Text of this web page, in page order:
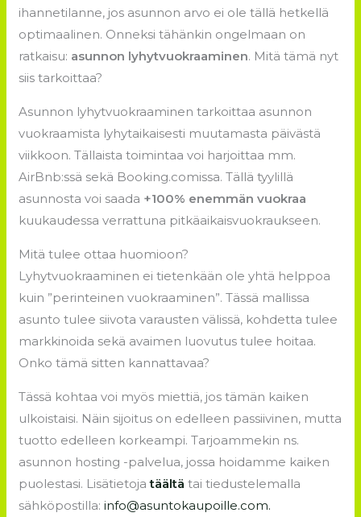
ihannetilanne, jos asunnon arvo ei ole tällä hetkellä
optimaalinen. Onneksi tähänkin ongelmaan on
ratkaisu: asunnon lyhytvuokraaminen. Mitä tämä nyt
siis tarkoittaa?
Asunnon lyhytvuokraaminen tarkoittaa asunnon
vuokraamista lyhytaikaisesti muutamasta päivästä
viikkoon. Tällaista toimintaa voi harjoittaa mm.
AirBnb:ssä sekä Booking.comissa. Tällä tyylillä
asunnosta voi saada +100% enemmän vuokraa
kuukaudessa verrattuna pitkäaikaisvuokraukseen.
Mitä tulee ottaa huomioon?
Lyhytvuokraaminen ei tietenkään ole yhtä helppoa
kuin ”perinteinen vuokraaminen”. Tässä mallissa
asunto tulee siivota varausten välissä, kohdetta tulee
markkinoida sekä avaimen luovutus tulee hoitaa.
Onko tämä sitten kannattavaa?
Tässä kohtaa voi myös miettiä, jos tämän kaiken
ulkoistaisi. Näin sijoitus on edelleen passiivinen, mutta
tuotto edelleen korkeampi. Tarjoammekin ns.
asunnon hosting -palvelua, jossa hoidamme kaiken
puolestasi. Lisätietojatäältä tai tiedustelemalla
sähköpostilla:info@asuntokaupoille.com.